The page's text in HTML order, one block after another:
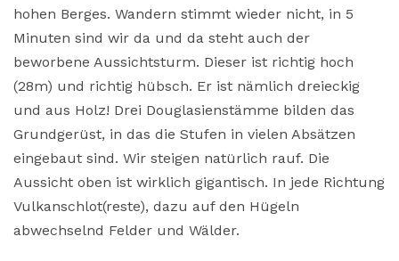
hohen Berges. Wandern stimmt wieder nicht, in 5
Minuten sind wir da und da steht auch der
beworbene Aussichtsturm. Dieser ist richtig hoch
(28m) und richtig hübsch. Er ist nämlich dreieckig
und aus Holz! Drei Douglasienstämme bilden das
Grundgerüst, in das die Stufen in vielen Absätzen
eingebaut sind. Wir steigen natürlich rauf. Die
Aussicht oben ist wirklich gigantisch. In jede Richtung
Vulkanschlot(reste), dazu auf den Hügeln
abwechselnd Felder und Wälder.